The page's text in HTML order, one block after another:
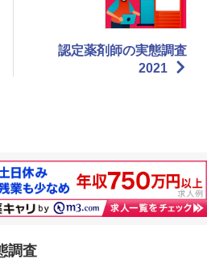
認定薬剤師の実態調査
2021
調査